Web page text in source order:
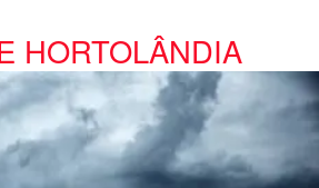
HORTOLÂNDIA